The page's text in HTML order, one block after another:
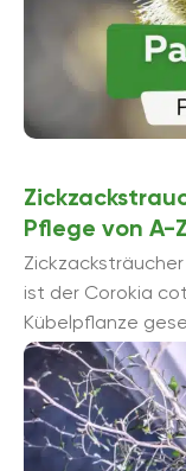
Pflege von A-Z
ist der Corokia
Kübelpflanze
durch sein